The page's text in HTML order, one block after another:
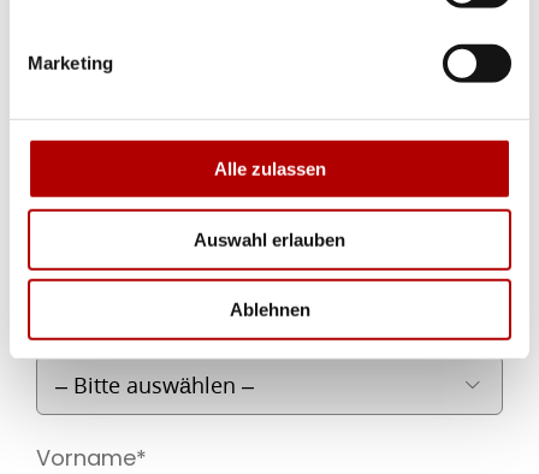
Marketing
Alle zulassen
Auswahl erlauben
Ablehnen
Tischreservierung für den BBQ-Abend,
unser Frühstück oder unsere Lunch-
Varianten*
Reservierungsart*
Anrede

Vorname*